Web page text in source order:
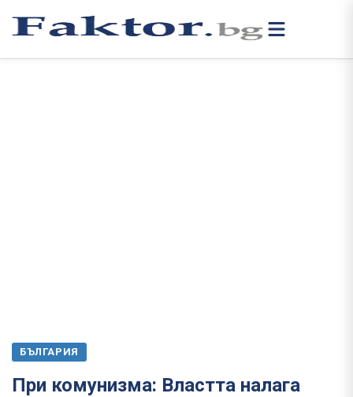
БЪЛГАРИЯ
При комунизма: Властта налага